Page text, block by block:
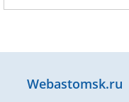
Webastomsk.ru